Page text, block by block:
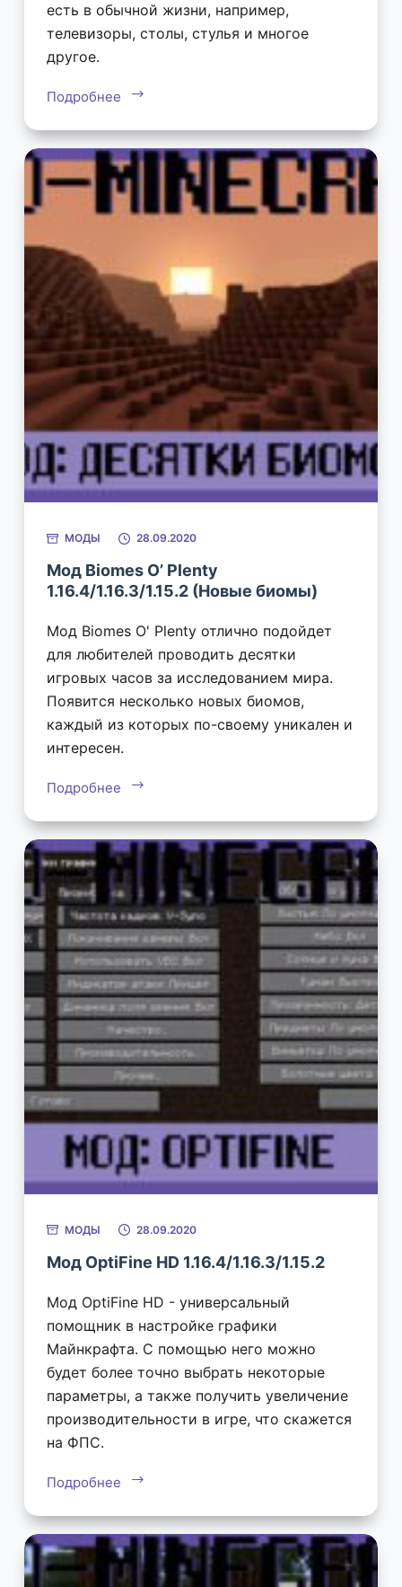
есть в обычной жизни, например,
телевизоры, столы, стулья и многое
другое.
Подробнее
МОДЫ 28.09.2020
Мод Biomes O’ Plenty
1.16.4/1.16.3/1.15.2 (Новые биомы)
Мод Biomes O' Plenty отлично подойдет
для любителей проводить десятки
игровых часов за исследованием мира.
Появится несколько новых биомов,
каждый из которых по-своему уникален и
интересен.
Подробнее
МОДЫ 28.09.2020
Мод OptiFine HD 1.16.4/1.16.3/1.15.2
Мод OptiFine HD - универсальный
помощник в настройке графики
Майнкрафта. С помощью него можно
будет более точно выбрать некоторые
параметры, а также получить увеличение
производительности в игре, что скажется
на ФПС.
Подробнее